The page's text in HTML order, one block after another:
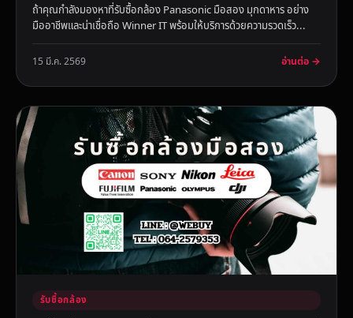
ถ้าคุณกำลังมองหาที่รับซื้อกล้อง Panasonic มือสอง มุกดาหาร อย่าง
มืออาชีพและน่าเชื่อถือ Winner IT พร้อมให้บริการด้วยความรวดเร็ว...
15 มี.ค. 2569 อ่านต่อ →
รับซื้อกล้อง